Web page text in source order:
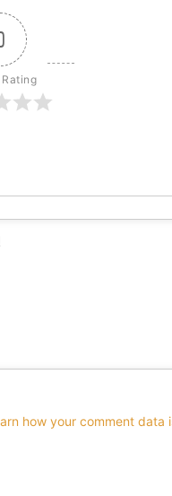
how your comment data